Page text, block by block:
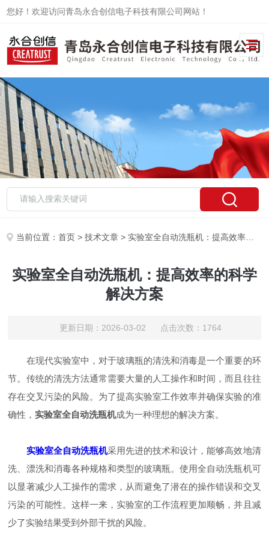
您好！欢迎访问青岛永合创信电子科技有限公司网站！
当前位置：首页 >技术文章 > 实验室全自动洗瓶机：提高效率的科学解决方案
实验室全自动洗瓶机：提高效率的科学
解决方案
更新日期：2026-03-02 点击次数：1764
在现代实验室中，对于玻璃瓶的清洗和消毒是一个重要的环
节。传统的清洗方法通常需要大量的人工操作和时间，而且往往
存在交叉污染的风险。为了提高实验室工作效率并确保实验的准
确性，实验室全自动洗瓶机成为一种理想的解决方案。
实验室全自动洗瓶机采用先进的技术和设计，能够高效地清
洗、漂洗和消毒各种规格和类型的玻璃瓶。使用全自动洗瓶机可
以显著减少人工操作的需求，从而避免了潜在的操作错误和交叉
污染的可能性。这样一来，实验室的工作流程更加顺畅，并且减
少了实验结果受到外部干扰的风险。